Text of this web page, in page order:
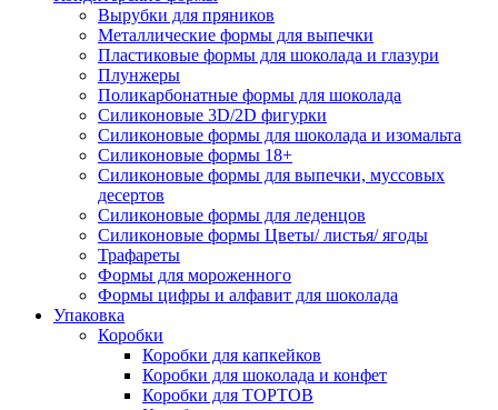
Вырубки для пряников
Металлические формы для выпечки
Пластиковые формы для шоколада и глазури
Плунжеры
Поликарбонатные формы для шоколада
Силиконовые 3D/2D фигурки
Силиконовые формы для шоколада и изомальта
Силиконовые формы 18+
Силиконовые формы для выпечки, муссовых
десертов
Силиконовые формы для леденцов
Силиконовые формы Цветы/ листья/ ягоды
Трафареты
Формы для мороженного
Формы цифры и алфавит для шоколада
Упаковка
Коробки
Коробки для капкейков
Коробки для шоколада и конфет
Коробки для ТОРТОВ